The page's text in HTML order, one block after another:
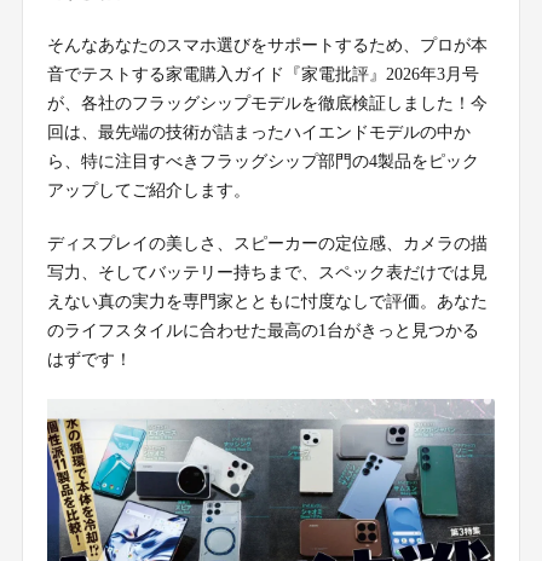
そんなあなたのスマホ選びをサポートするため、プロが本
音でテストする家電購入ガイド『家電批評』2026年3月号
が、各社のフラッグシップモデルを徹底検証しました！今
回は、最先端の技術が詰まったハイエンドモデルの中か
ら、特に注目すべきフラッグシップ部門の4製品をピック
アップしてご紹介します。
ディスプレイの美しさ、スピーカーの定位感、カメラの描
写力、そしてバッテリー持ちまで、スペック表だけでは見
えない真の実力を専門家とともに忖度なしで評価。あなた
のライフスタイルに合わせた最高の1台がきっと見つかる
はずです！